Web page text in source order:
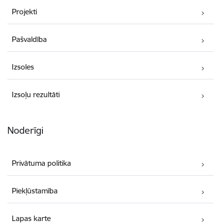
Projekti
Pašvaldība
Izsoles
Izsoļu rezultāti
Noderīgi
Privātuma politika
Piekļūstamība
Lapas karte